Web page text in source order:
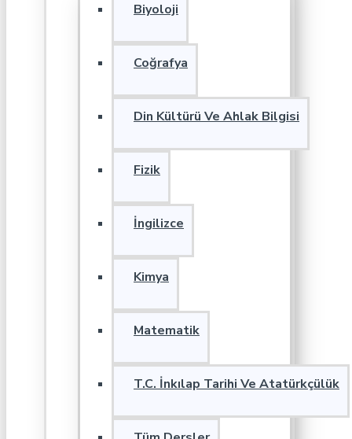
Biyoloji
Coğrafya
Din Kültürü Ve Ahlak Bilgisi
Fizik
İngilizce
Kimya
Matematik
T.C. İnkılap Tarihi Ve Atatürkçülük